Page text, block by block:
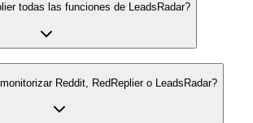
todas las funciones de LeadsRadar?
Reddit, RedReplier o LeadsRadar?